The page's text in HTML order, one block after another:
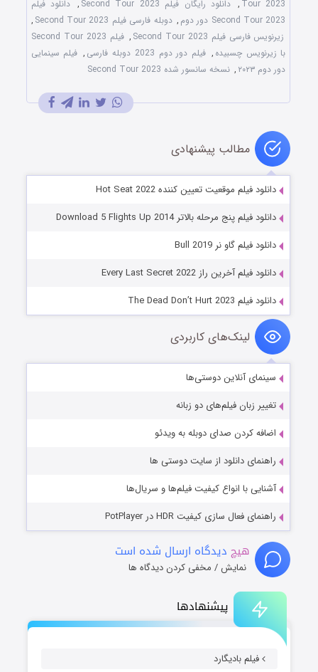
پیشنهادها
فیلم بادیگارد
Tour 2023
, دانلود رایگان فیلم Second Tour 2023 , دانلود فیلم
Second Tour 2023 دور دوم
, دوبله فارسی فیلم Second Tour 2023
,
زیرنویس فارسی فیلم Second Tour 2023
,
فیلم Second Tour 2023
با زیرنویس چسبیده , فیلم دور دوم 2023 دوبله فارسی , فیلم سینمایی
دور دوم ۲۰۲۳
, نسخه سانسور شده Second Tour 2023
مطالب پیشنهادی
دانلود فیلم موقعیت تعیین کننده Hot Seat 2022
دانلود فیلم پنج مرحله بالاتر Download 5 Flights Up 2014
دانلود فیلم گاو نر Bull 2019
دانلود فیلم آخرین راز Every Last Secret 2022
دانلود فیلم The Dead Don’t Hurt 2023
لینک‌های کاربردی
سینمای آنلاین دوستی‌ها
تغییر زبان فیلم‌های دو زبانه
اضافه کردن صدای دوبله به ویدئو
راهنمای دانلود از سایت دوستی ها
آشنایی با انواع کیفیت فیلم‌ها و سریال‌ها
راهنمای فعال سازی کیفیت HDR در PotPlayer
هیچ دیدگاه ارسال شده است
نمایش / مخفی کردن دیدگاه ها